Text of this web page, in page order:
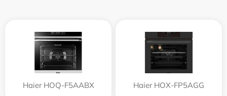
Haier HOQ-F5AABX Haier HOX-FP5AGG